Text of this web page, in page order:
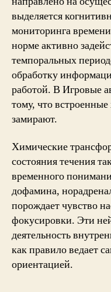
выделяется
мониторинга
норме активно
темпоральных
обработку
работой. В Игровые
тому, что
замирают.
Химические
состояния течения
временного
дофамина,
порождает чувство
фокусировки. Эти
деятельность
как правило ведает
ориентацией.